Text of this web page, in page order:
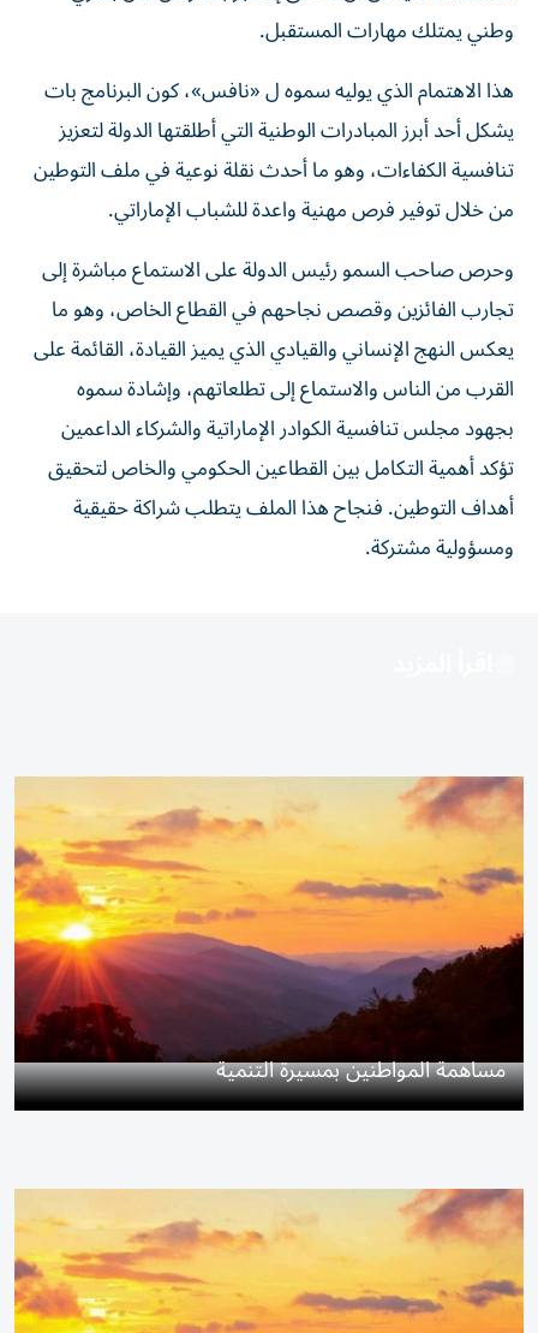
وطني يمتلك مهارات المستقبل.
هذا الاهتمام الذي يوليه سموه ل «نافس»، كون البرنامج بات
يشكل أحد أبرز المبادرات الوطنية التي أطلقتها الدولة لتعزيز
تنافسية الكفاءات، وهو ما أحدث نقلة نوعية في ملف التوطين
من خلال توفير فرص مهنية واعدة للشباب الإماراتي.
وحرص صاحب السمو رئيس الدولة على الاستماع مباشرة إلى
تجارب الفائزين وقصص نجاحهم في القطاع الخاص، وهو ما
يعكس النهج الإنساني والقيادي الذي يميز القيادة، القائمة على
القرب من الناس والاستماع إلى تطلعاتهم، وإشادة سموه
بجهود مجلس تنافسية الكوادر الإماراتية والشركاء الداعمين
تؤكد أهمية التكامل بين القطاعين الحكومي والخاص لتحقيق
أهداف التوطين. فنجاح هذا الملف يتطلب شراكة حقيقية
ومسؤولية مشتركة.
مساهمة المواطنين بمسيرة التنمية